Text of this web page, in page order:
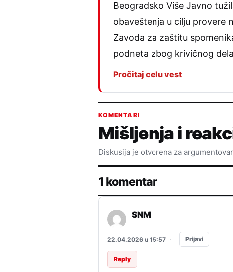
Beogradsko Više Javno
obaveštenja u cilju provere
Zavoda za zaštitu
podneta zbog krivičnog
Pročitaj celu vest
KOMENTARI
Mišljenja i
Diskusija je otvorena za
1 komentar
SNM
22.04.2026 u 15:57 · Prijavi
Reply